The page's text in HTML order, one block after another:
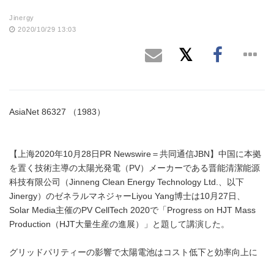
Jinergy
2020/10/29 13:03
AsiaNet 86327 （1983）
【上海2020年10月28日PR Newswire＝共同通信JBN】中国に本拠
を置く技術主導の太陽光発電（PV）メーカーである晋能清潔能源
科技有限公司（Jinneng Clean Energy Technology Ltd.、以下
Jinergy）のゼネラルマネジャーLiyou Yang博士は10月27日、
Solar Media主催のPV CellTech 2020で「Progress on HJT Mass
Production（HJT大量生産の進展）」と題して講演した。
グリッドパリティーの影響で太陽電池はコスト低下と効率向上に